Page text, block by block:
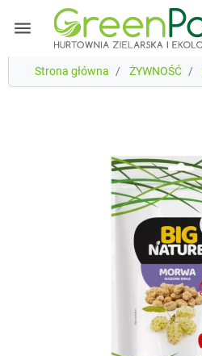
menu
Strona główna ŻYWNOŚĆ